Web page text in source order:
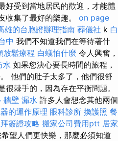
好受到當地居民的歡迎，才能體
收集了最好的樂趣。 on page
雄的台胞證辦理指南 葬儀社 k 白
中 我們不知道我們在等待著什
放鬆療程 白蟻怕什麼 令人興奮，
水 如果您決心要長時間的旅程，
他們的肚子太多了，他們很舒
很棘手的，因為存在平衡問題。
牆壁 漏水 許多人會想念其他兩個
的運作原理 眼科診所 換護照 餐
簽證攻略 搬家公司費用ptt 居家
望人們更快樂，那麼必須知道